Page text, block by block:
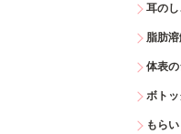
耳のし
脂肪溶
体表の
ボトッ
もら